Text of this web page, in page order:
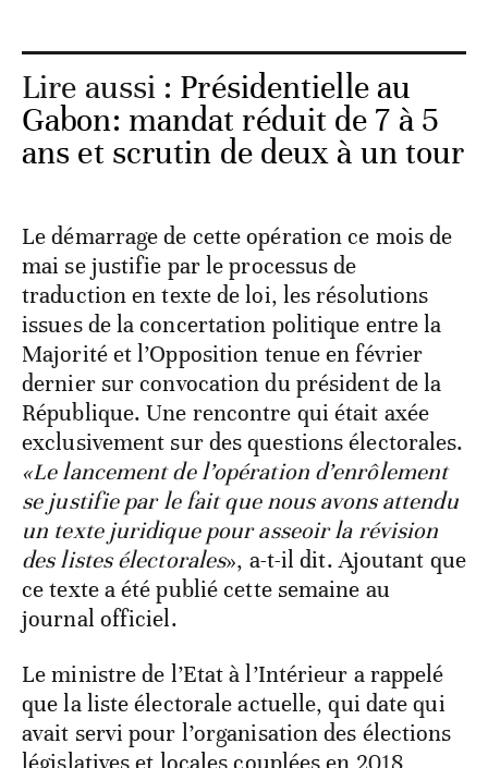
Lire aussi : Présidentielle au
Gabon: mandat réduit de 7 à 5
ans et scrutin de deux à un tour
Le démarrage de cette opération ce mois de
mai se justifie par le processus de
traduction en texte de loi, les résolutions
issues de la concertation politique entre la
Majorité et l’Opposition tenue en février
dernier sur convocation du président de la
République. Une rencontre qui était axée
exclusivement sur des questions électorales.
«Le lancement de l’opération d’enrôlement
se justifie par le fait que nous avons attendu
un texte juridique pour asseoir la révision
des listes électorales», a-t-il dit. Ajoutant que
ce texte a été publié cette semaine au
journal officiel.
Le ministre de l’Etat à l’Intérieur a rappelé
que la liste électorale actuelle, qui date qui
avait servi pour l’organisation des élections